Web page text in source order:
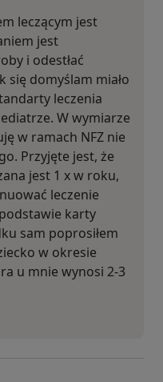
leczącym jest
jest
i odestłać
się domyślam miało
leczenia
W wymiarze
w ramach NFZ nie
Przyjęte jest, że
jest 1 x w roku,
leczenie
karty
sam poprosiłem
w okresie
u mnie wynosi 2-3